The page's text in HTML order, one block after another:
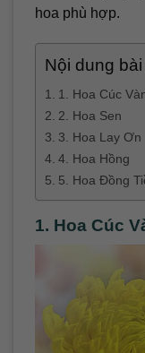
hoa phù hợp.
Nội dung
1. Hoa Cúc
2. Hoa Sen
3. Hoa Lay Ơn
4. Hoa Hồng
5. Hoa Đồng
1. Hoa Cúc